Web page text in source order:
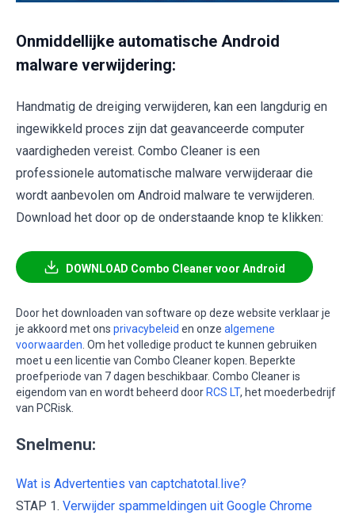
Onmiddellijke automatische Android
malware verwijdering:
Handmatig de dreiging verwijderen, kan een langdurig en
ingewikkeld proces zijn dat geavanceerde computer
vaardigheden vereist. Combo Cleaner is een
professionele automatische malware verwijderaar die
wordt aanbevolen om Android malware te verwijderen.
Download het door op de onderstaande knop te klikken:
DOWNLOAD Combo Cleaner voor Android
Door het downloaden van software op deze website verklaar je
je akkoord met ons privacybeleid en onze algemene
voorwaarden. Om het volledige product te kunnen gebruiken
moet u een licentie van Combo Cleaner kopen. Beperkte
proefperiode van 7 dagen beschikbaar. Combo Cleaner is
eigendom van en wordt beheerd door RCS LT, het moederbedrijf
van PCRisk.
Snelmenu:
Wat is Advertenties van captchatotal.live?
STAP 1. Verwijder spammeldingen uit Google Chrome